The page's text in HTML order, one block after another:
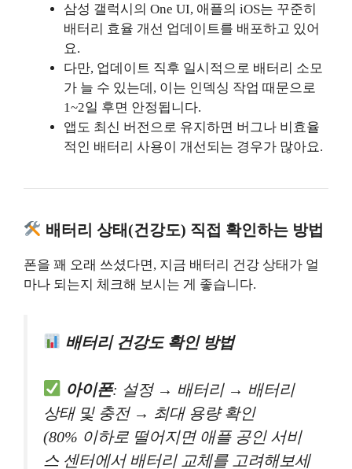
삼성 갤럭시의 One UI, 애플의 iOS는 꾸준히
배터리 효율 개선 업데이트를 배포하고 있어
요.
다만, 업데이트 직후 일시적으로 배터리 소모
가 늘 수 있는데, 이는 인덱싱 작업 때문으로
1~2일 후면 안정됩니다.
앱도 최신 버전으로 유지하면 버그나 비효율
적인 배터리 사용이 개선되는 경우가 많아요.
배터리 상태(건강도) 직접 확인하는 방법
폰을 꽤 오래 쓰셨다면, 지금 배터리 건강 상태가 얼
마나 되는지 체크해 보시는 게 좋습니다.
배터리 건강도 확인 방법
아이폰: 설정 → 배터리 → 배터리
상태 및 충전 → 최대 용량 확인
(80% 이하로 떨어지면 애플 공인 서비
스 센터에서 배터리 교체를 고려해보세